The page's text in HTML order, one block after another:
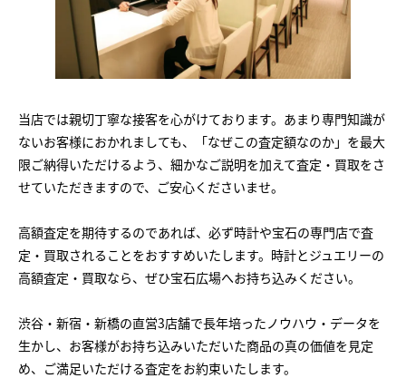
当店では親切丁寧な接客を心がけております。あまり専門知識が
ないお客様におかれましても、「なぜこの査定額なのか」を最大
限ご納得いただけるよう、細かなご説明を加えて査定・買取をさ
せていただきますので、ご安心くださいませ。
高額査定を期待するのであれば、必ず時計や宝石の専門店で査
定・買取されることをおすすめいたします。時計とジュエリーの
高額査定・買取なら、ぜひ宝石広場へお持ち込みください。
渋谷・新宿・新橋の直営3店舗で長年培ったノウハウ・データを
生かし、お客様がお持ち込みいただいた商品の真の価値を見定
め、ご満足いただける査定をお約束いたします。